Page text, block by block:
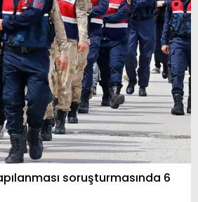
soruşturmasında 6